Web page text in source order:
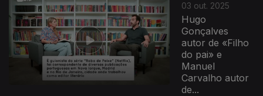
03 out. 2025
Hugo
Gonçalves
autor de «Filho
do pai» e
Manuel
Carvalho autor
de...